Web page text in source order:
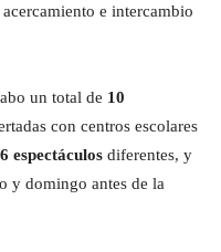
e intercambio
un total de 10
con centros escolares
6 espectáculos diferentes, y
y domingo antes de la